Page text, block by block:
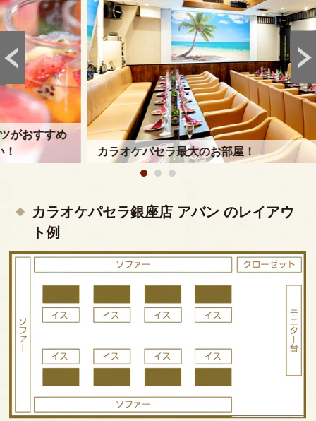
カラオケパセラ最大のお部屋！
カラオケパセラ銀座店 アバン のレイアウ
ト例